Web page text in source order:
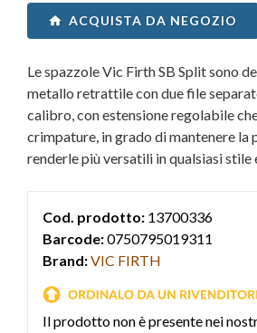
ACQUISTA DA NEGOZIO
Le spazzole Vic Firth SB Split sono
metallo retrattile con due file
calibro, con estensione regolabile
crimpature, in grado di mantenere la
renderle più versatili in qualsiasi stile
articolazione e impostazione.
Cod. prodotto: 13700336
Barcode:0750795019311
Brand:VIC FIRTH
Il prodotto non è presente nei